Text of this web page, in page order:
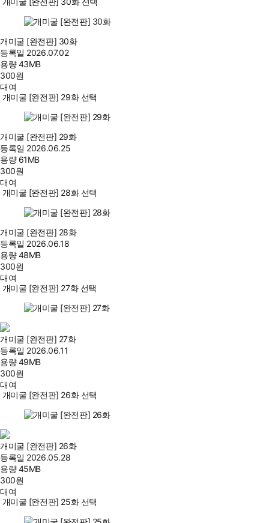
개미굴 [완전판] 30화
등록일 2026.07.02
용량43MB
300원
대여
개미굴 [완전판] 29화 선택
개미굴 [완전판] 29화
등록일 2026.06.25
용량 61MB
300원
대여
개미굴 [완전판] 28화 선택
개미굴 [완전판] 28화
등록일 2026.06.18
용량48MB
300원
대여
개미굴 [완전판] 27화 선택
개미굴 [완전판] 27화
등록일 2026.06.11
용량49MB
300원
대여
개미굴 [완전판] 26화 선택
개미굴 [완전판] 26화
등록일 2026.05.28
용량45MB
300원
대여
개미굴 [완전판] 25화 선택